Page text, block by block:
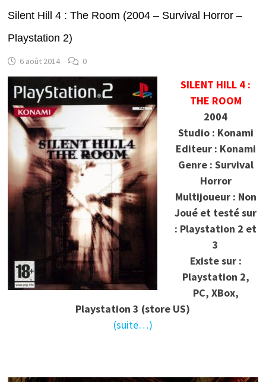
Silent Hill 4 : The Room (2004 – Survival Horror –
Playstation 2)
6 août 2014 0
SILENT HILL 4 :
THE ROOM
2004
Studio : Konami
Editeur : Konami
Genre : Survival
Horror
Multijoueur : Non
Joué et testé sur
: Playstation 2 et
3
Existe sur :
Playstation 2,
PC, XBox,
Playstation 3 (store US)
(suite…)